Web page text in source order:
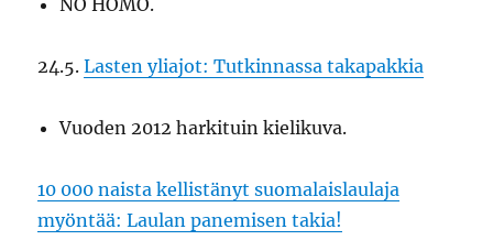
NO HOMO.
24.5.Lasten yliajot: Tutkinnassa takapakkia
Vuoden 2012 harkituin kielikuva.
10 000 naista kellistänyt suomalaislaulaja
myöntää: Laulan panemisen takia!